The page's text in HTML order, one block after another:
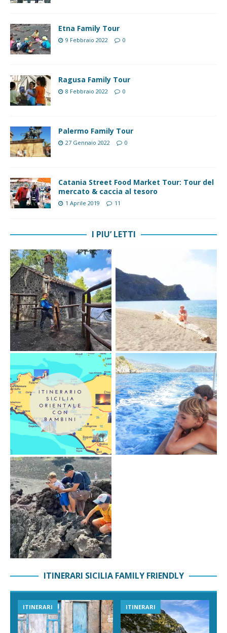
Etna Family Tour
9 Febbraio 2022 0
Ragusa Family Tour
8 Febbraio 2022 0
Palermo Family Tour
27 Gennaio 2022 0
Catania Street Food Market Tour: Tour del
mercato & caccia al tesoro
1 Aprile 2019 11
I PIU’ LETTI
ITINERARI SICILIA FAMILY FRIENDLY
ITINERARI ITINERARI